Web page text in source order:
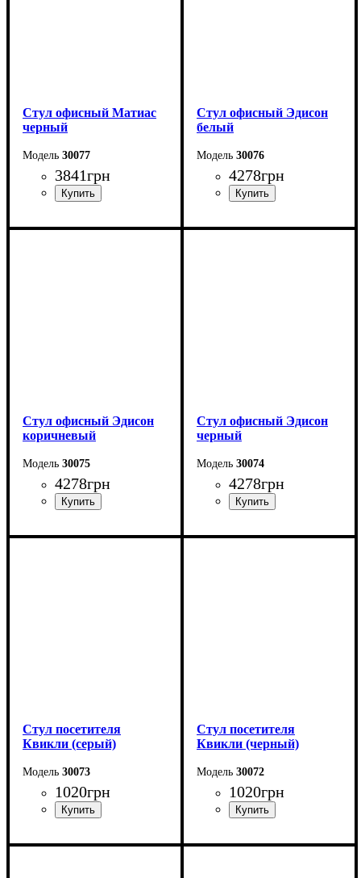
Стул офисный Матиас
черный
30077
3841грн
Стул офисный Эдисон
белый
30076
4278грн
Стул офисный Эдисон
коричневый
30075
4278грн
Стул офисный Эдисон
черный
30074
4278грн
Стул посетителя
Квикли (серый)
30073
1020грн
Стул посетителя
Квикли (черный)
30072
1020грн